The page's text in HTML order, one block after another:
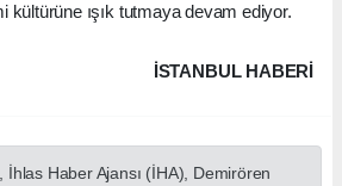
kültürüne ışık tutmaya devam ediyor.
İSTANBUL HABERİ
İhlas Haber Ajansı (İHA), Demirören